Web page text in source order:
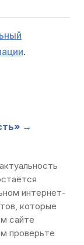
.
→
интернет-
которые
сайте
проверьте